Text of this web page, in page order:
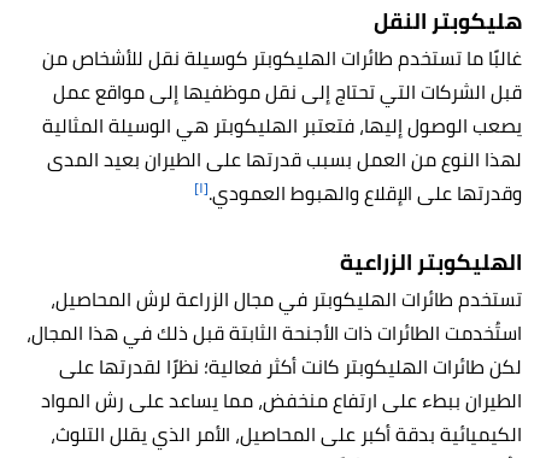
هليكوبتر النقل
غالبًا ما تستخدم طائرات الهليكوبتر كوسيلة نقل للأشخاص من
قبل الشركات التي تحتاج إلى نقل موظفيها إلى مواقع عمل
يصعب الوصول إليها، فتعتبر الهليكوبتر هي الوسيلة المثالية
لهذا النوع من العمل بسبب قدرتها على الطيران بعيد المدى
وقدرتها على الإقلاع والهبوط العمودي.[١]
الهليكوبتر الزراعية
تستخدم طائرات الهليكوبتر في مجال الزراعة لرش المحاصيل،
استُخدمت الطائرات ذات الأجنحة الثابتة قبل ذلك في هذا المجال،
لكن طائرات الهليكوبتر كانت أكثر فعالية؛ نظرًا لقدرتها على
الطيران ببطء على ارتفاع منخفض، مما يساعد على رش المواد
الكيميائية بدقة أكبر على المحاصيل، الأمر الذي يقلل التلوث،